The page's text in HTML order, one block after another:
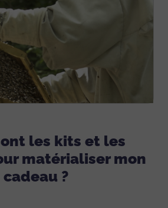
les kits et les
matérialiser mon
cadeau ?